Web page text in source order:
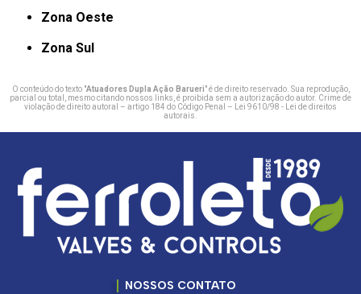
Zona Oeste
Zona Sul
O conteúdo do texto "Atuadores Dupla Ação Barueri" é de direito reservado. Sua reprodução,
parcial ou total, mesmo citando nossos links, é proibida sem a autorização do autor. Crime de
violação de direito autoral – artigo 184 do Código Penal – Lei 9610/98 - Lei de direitos
autorais.
NOSSOS CONTATO